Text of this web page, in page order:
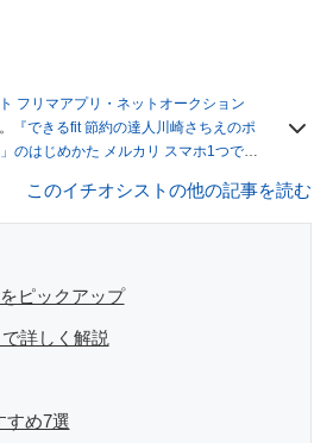
フリマアプリ・ネットオークション
『できるfit 節約の達人川崎さちえのポ
」のはじめかた メルカリ スマホ1つでス
０円になり、家にいながら、しかも空
まずは落札者として参加。その後、出
フラになる」という考えを持つ。ま
になりえると考え、業者とは違う視
このイチオシストの他の記事を読む
ピックアップ
詳しく解説
すめ7選